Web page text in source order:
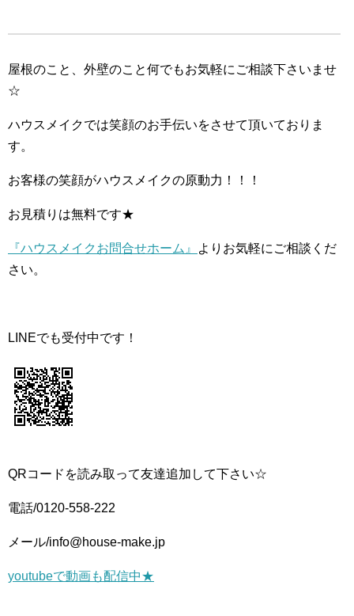
屋根のこと、外壁のこと何でもお気軽にご相談下さいませ
☆
ハウスメイクでは笑顔のお手伝いをさせて頂いておりま
す。
お客様の笑顔がハウスメイクの原動力！！！
お見積りは無料です★
『ハウスメイクお問合せホーム』
よりお気軽にご相談くだ
さい。
LINEでも受付中です！
QRコードを読み取って友達追加して下さい☆
電話/0120-558-222
メール/info@house-make.jp
youtubeで動画も配信中★